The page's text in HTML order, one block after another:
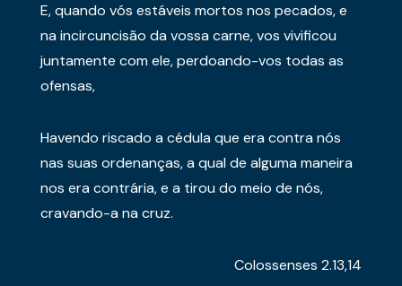
E, quando vós estáveis mortos nos pecados, e
na incircuncisão da vossa carne, vos vivificou
juntamente com ele, perdoando-vos todas as
ofensas,
Havendo riscado a cédula que era contra nós
nas suas ordenanças, a qual de alguma maneira
nos era contrária, e a tirou do meio de nós,
cravando-a na cruz.
Colossenses 2.13,14